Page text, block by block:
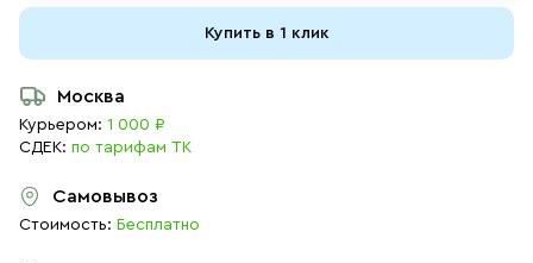
Купить в 1 клик
Москва
Курьером: 1 000 ₽
СДЕК: по тарифам ТК
Самовывоз
Стоимость: Бесплатно